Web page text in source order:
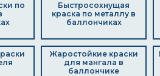
по
Быстросохнущая
краска по металлу в
баллончиках
Жаростойкие краски
для мангала в
баллончике